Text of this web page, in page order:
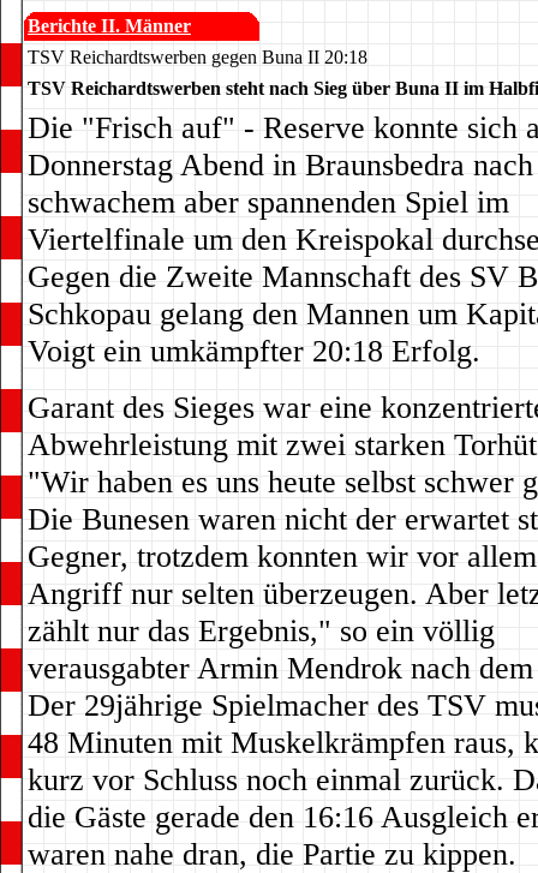
Berichte II. Männer
TSV Reichardtswerben gegen Buna II 20:18
TSV Reichardtswerben steht nach Sieg über Buna II im
Die "Frisch auf" - Reserve konnte sich
Donnerstag Abend in Braunsbedra nach
schwachem aber spannenden Spiel im
Viertelfinale um den Kreispokal
Gegen die Zweite Mannschaft des SV
Schkopau gelang den Mannen um
Voigt ein umkämpfter 20:18 Erfolg.
Garant des Sieges war eine
Abwehrleistung mit zwei starken
"Wir haben es uns heute selbst schwer
Die Bunesen waren nicht der erwartet
Gegner, trotzdem konnten wir vor
Angriff nur selten überzeugen. Aber
zählt nur das Ergebnis," so ein völlig
verausgabter Armin Mendrok nach
Der 29jährige Spielmacher des TSV
48 Minuten mit Muskelkrämpfen raus,
kurz vor Schluss noch einmal zurück.
die Gäste gerade den 16:16 Ausgleich
waren nahe dran, die Partie zu kippen.